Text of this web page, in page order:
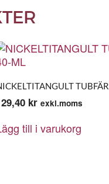
kr exkl.moms
till i varukorg